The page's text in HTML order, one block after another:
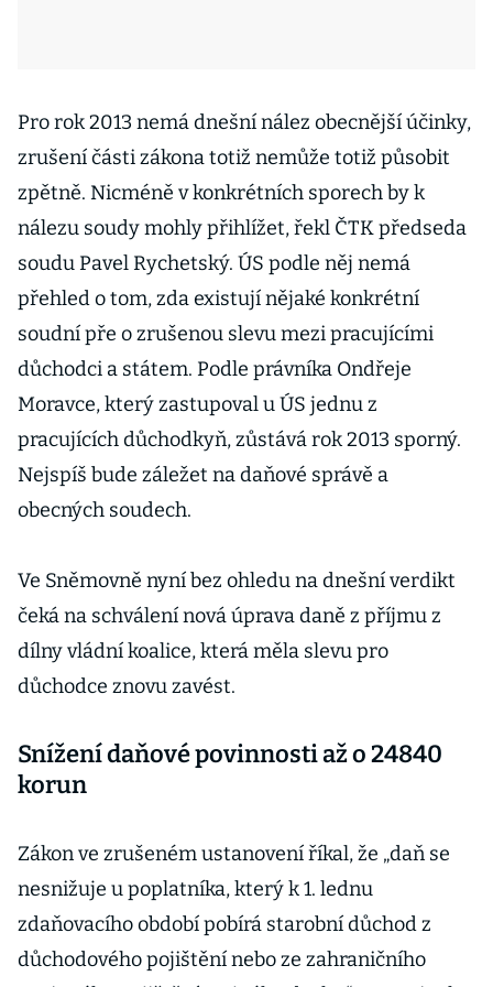
Pro rok 2013 nemá dnešní nález obecnější účinky,
zrušení části zákona totiž nemůže totiž působit
zpětně. Nicméně v konkrétních sporech by k
nálezu soudy mohly přihlížet, řekl ČTK předseda
soudu Pavel Rychetský. ÚS podle něj nemá
přehled o tom, zda existují nějaké konkrétní
soudní pře o zrušenou slevu mezi pracujícími
důchodci a státem. Podle právníka Ondřeje
Moravce, který zastupoval u ÚS jednu z
pracujících důchodkyň, zůstává rok 2013 sporný.
Nejspíš bude záležet na daňové správě a
obecných soudech.
Ve Sněmovně nyní bez ohledu na dnešní verdikt
čeká na schválení nová úprava daně z příjmu z
dílny vládní koalice, která měla slevu pro
důchodce znovu zavést.
Snížení daňové povinnosti až o 24840
korun
Zákon ve zrušeném ustanovení říkal, že „daň se
nesnižuje u poplatníka, který k 1. lednu
zdaňovacího období pobírá starobní důchod z
důchodového pojištění nebo ze zahraničního